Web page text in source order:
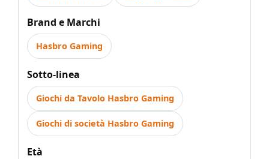
Brand e Marchi
Hasbro Gaming
Sotto-linea
Giochi da Tavolo Hasbro Gaming
Giochi di società Hasbro Gaming
Età